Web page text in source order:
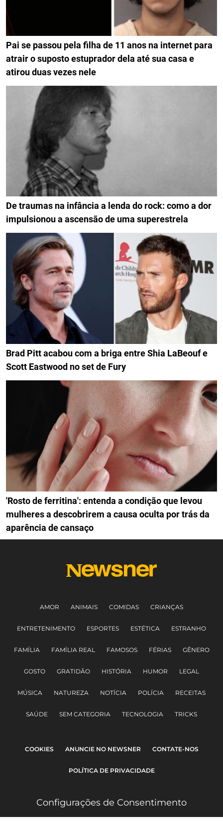
Pai se passou pela filha de 11 anos na internet para
atrair o suposto estuprador dela até sua casa e
atirou duas vezes nele
De traumas na infância a lenda do rock: como a dor
impulsionou a ascensão de uma superestrela
Brad Pitt acabou com a briga entre Shia LaBeouf e
Scott Eastwood no set de Fury
'Rosto de ferritina': entenda a condição que levou
mulheres a descobrirem a causa oculta por trás da
aparência de cansaço
AMOR ANIMAIS COMIDAS CRIANÇAS
ENTRETENIMENTO ESPORTES ESTÉTICA ESTRANHO
FAMÍLIA FAMÍLIA REAL FAMOSOS FÉRIAS GÊNERO
GOSTO GRATIDÃO HISTÓRIA HUMOR LEGAL
MÚSICA NATUREZA NOTÍCIA POLÍCIA RECEITAS
SAÚDE SEM CATEGORIA TECNOLOGIA TRICKS
COOKIES ANUNCIE NO NEWSNER CONTATE-NOS
POLÍTICA DE PRIVACIDADE
Configurações de Consentimento